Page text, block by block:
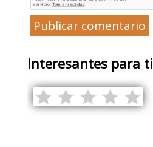
Publicar comentario
Interesantes para ti